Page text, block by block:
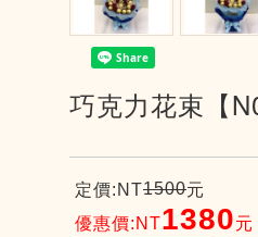
巧克力花束【
定價:NT1500元
優惠價:NT1380元